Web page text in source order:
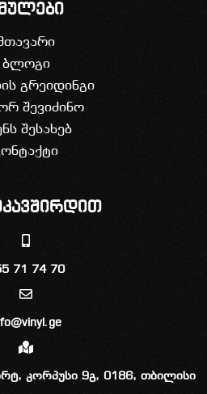
ბლოგი
გრეიდინგი
შევიძინო
შესახებ
71 74 70
კორპუსი 9გ, 0186, თბილისი